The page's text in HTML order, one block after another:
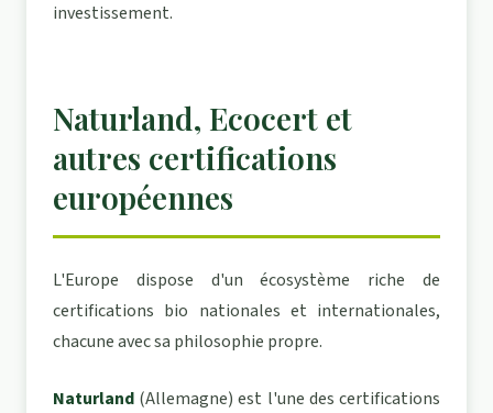
investissement.
Naturland, Ecocert et
autres certifications
européennes
L'Europe dispose d'un écosystème riche de
certifications bio nationales et internationales,
chacune avec sa philosophie propre.
Naturland (Allemagne) est l'une des certifications